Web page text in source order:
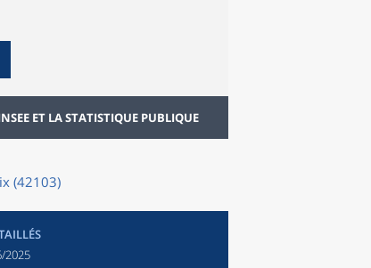
ET LA STATISTIQUE PUBLIQUE
(42103)
2025